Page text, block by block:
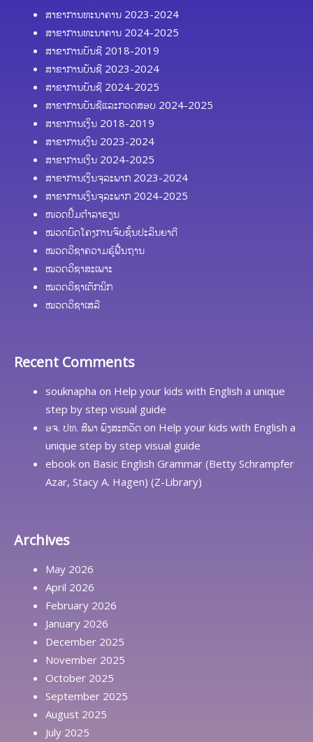
ສາຂາການທະນາຄານ 2023-2024
ສາຂາການທະນາຄານ 2024-2025
ສາຂາການບັນຊີ 2018-2019
ສາຂາການບັນຊີ 2023-2024
ສາຂາການບັນຊີ 2024-2025
ສາຂາການບັນຊີແລະກວດສອບ 2024-2025
ສາຂາການເງິນ 2018-2019
ສາຂາການເງິນ 2023-2024
ສາຂາການເງິນ 2024-2025
ສາຂາການເງິນຈຸລະພາກ 2023-2024
ສາຂາການເງິນຈຸລະພາກ 2024-2025
ໜວດປຶ້ມຕຳລາຮຽນ
ໝວດບົດໂຄງການຈົບຊັ້ນປະລິນຍາຕີ
ໝວດວິຊາຄວາມຮູ້ຟື້ນຖານ
ໝວດວິຊາສະເພາະ
ໝວດວິຊາເຕັກນິກ
ໝວດວິຊາເສລີ
Recent Comments
souknapha on Help your kids with English a unique
step by step visual guide
ອຈ. ປທ. ສີພາ ພົງສະຫວັດ on Help your kids with English a
unique step by step visual guide
ebook on Basic English Grammar (Betty Schrampfer
Azar, Stacy A. Hagen) (Z-Library)
Archives
May 2026
April 2026
February 2026
January 2026
December 2025
November 2025
October 2025
September 2025
August 2025
July 2025